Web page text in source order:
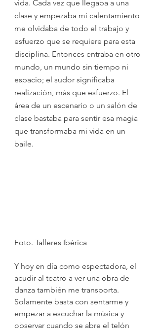
vida. Cada vez que llegaba a una
clase y empezaba mi calentamiento
me olvidaba de todo el trabajo y
esfuerzo que se requiere para esta
disciplina. Entonces entraba en otro
mundo, un mundo sin tiempo ni
espacio; el sudor significaba
realización, más que esfuerzo. El
área de un escenario o un salón de
clase bastaba para sentir esa magia
que transformaba mi vida en un
baile.
Foto. Talleres Ibérica
Y hoy en día como espectadora, el
acudir al teatro a ver una obra de
danza también me transporta.
Solamente basta con sentarme y
empezar a escuchar la música y
observar cuando se abre el telón